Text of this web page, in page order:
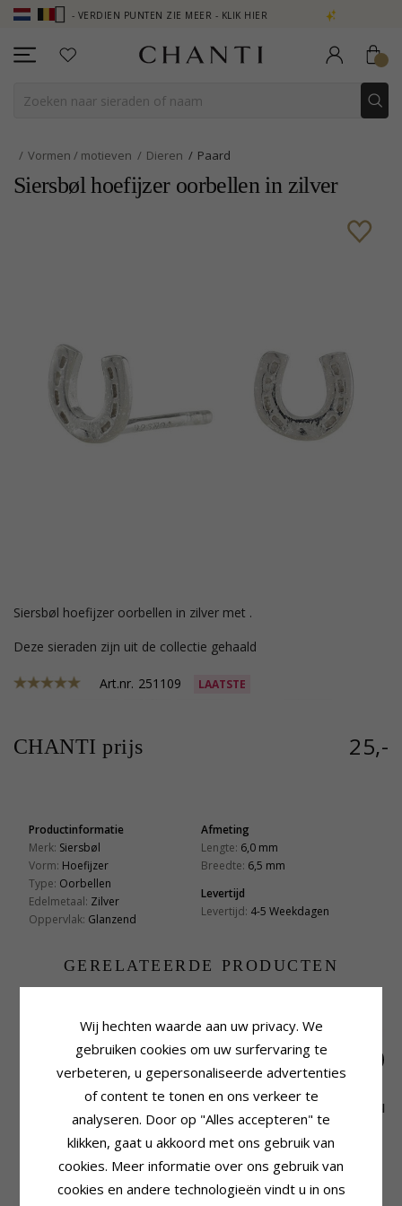
- VERDIEN PUNTEN ZIE MEER - KLIK HIER NEW COLLECTION |
Vormen / motieven Dieren Paard
Siersbøl hoefijzer oorbellen in zilver
Siersbøl hoefijzer oorbellen in zilver met .
Deze sieraden zijn uit de collectie gehaald
Art.nr. 251109 LAATSTE
CHANTI prijs 25,-
Productinformatie
Merk: Siersbøl
Vorm: Hoefijzer
Type: Oorbellen
Edelmetaal: Zilver
Oppervlak: Glanzend
Afmeting
Lengte: 6,0 mm
Breedte: 6,5 mm
Levertijd
Levertijd: 4-5 Weekdagen
GERELATEERDE PRODUCTEN
Design bolletje
oorbellen in zilver
CHANTI prijs 18,-
Design bolletje
oorbellen in zilver
CHANTI prijs 14,-
5 mm Aagaard parel
oorbellen in zilver
CHANTI prijs
KLANTEN KOPEN OOK
Wij hechten waarde aan uw privacy. We
gebruiken cookies om uw surfervaring te
verbeteren, u gepersonaliseerde advertenties
of content te tonen en ons verkeer te
analyseren. Door op "Alles accepteren" te
klikken, gaat u akkoord met ons gebruik van
cookies. Meer informatie over ons gebruik van
cookies en andere technologieën vindt u in ons